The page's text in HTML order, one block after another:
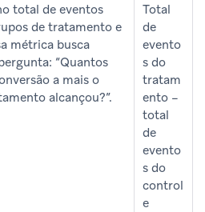
total de eventos
de tratamento e
métrica busca
“Quantos
a mais o
alcançou?”.
Total
de
evento
s do
tratam
ento –
total
de
evento
s do
control
e